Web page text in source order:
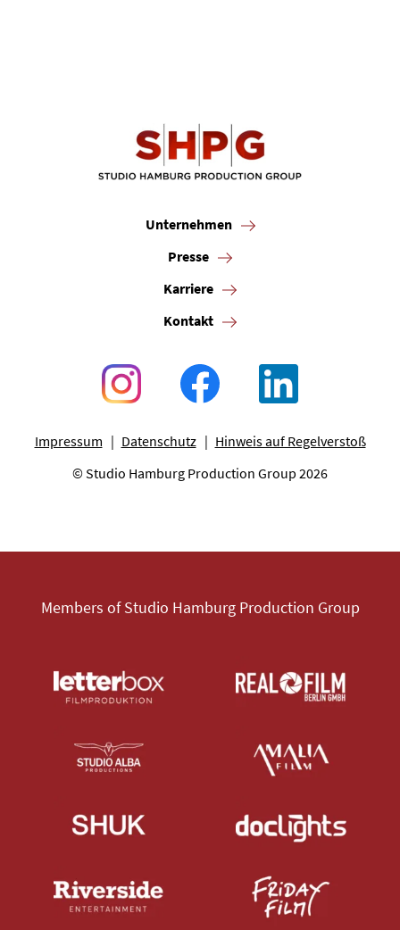
Unternehmen
Presse
Karriere
Kontakt
Impressum Datenschutz
Hinweis auf Regelverstoß
© Studio Hamburg Production Group 2026
Members of Studio Hamburg Production Group